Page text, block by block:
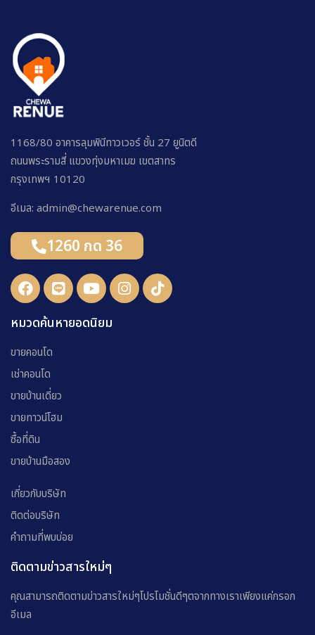
1168/80 อาคารลุมพินีทาวเวอร์ ชั้น 27 ยูนิตดี
ถนนพระรามสี่ แขวงทุ่งมหาเมฆ เขตสาทร
กรุงเทพฯ 10120
อีเมล: admin@chewarenue.com
1260 กด 36
หมวดค้นหายอดนิยม
ขายคอนโด
เช่าคอนโด
ขายบ้านเดี่ยว
ขายทาวน์โฮม
ซื้อที่ดิน
ขายบ้านมือสอง
เกี่ยวกับบริษัท
ติดต่อบริษัท
คำถามที่พบบ่อย
ติดตามข่าวสารใหม่ๆ
คุณสามารถติดตามข่าวสารใหม่ๆโปรโมชั่นดีๆตจากทางเราเพียงแค่กรอก
อีเมล